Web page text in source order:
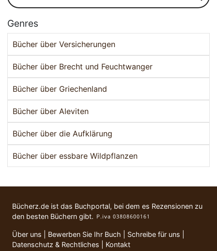
Genres
Bücher über Versicherungen
Bücher über Brecht und Feuchtwanger
Bücher über Griechenland
Bücher über Aleviten
Bücher über die Aufklärung
Bücher über essbare Wildpflanzen
Bücherz.de ist das Buchportal, bei dem es Rezensionen zu
den besten Büchern gibt.
Über uns Bewerben Sie Ihr Buch Schreibe für uns
Datenschutz & Rechtliches
Kontakt